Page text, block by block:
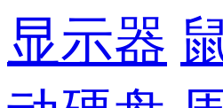
显示器